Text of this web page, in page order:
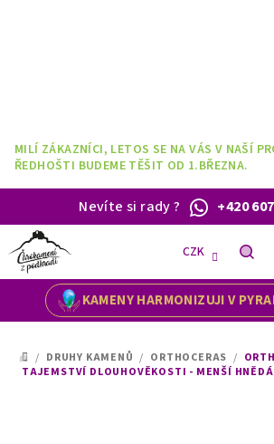
MILÍ ZÁKAZNÍCI, LETOS SE NA VÁS V NAŠÍ
ŘEDHOŠTI BUDEME TĚŠIT OD 1.BŘEZNA.
Nevíte si rady? +420
KAMENY HARMONIZUJI V
CZK
DOMŮ
/ DRUHY KAMENŮ / ORTHOCERAS /
TAJEMSTVÍ DLOUHOVĚKOSTI - MENŠÍ